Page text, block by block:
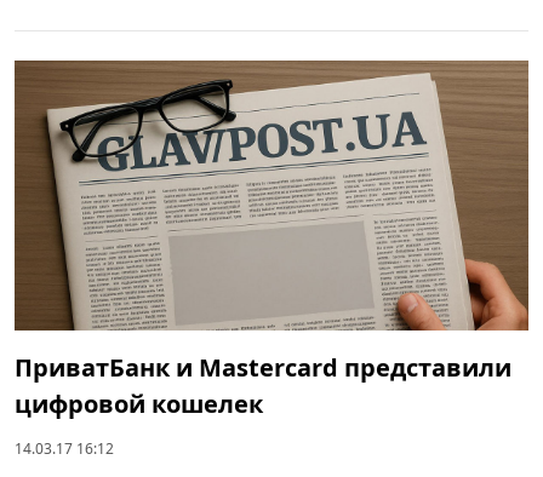
ПриватБанк и Mastercard представили
цифровой кошелек
14.03.17 16:12